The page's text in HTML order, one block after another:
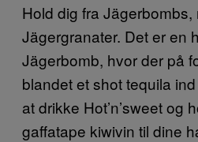
Hold dig fra
Jägergranater. Det er en
Jägerbomb, hvor der på
blandet et shot tequila
at drikke Hot’n’sweet og
gaffatape kiwivin til dine